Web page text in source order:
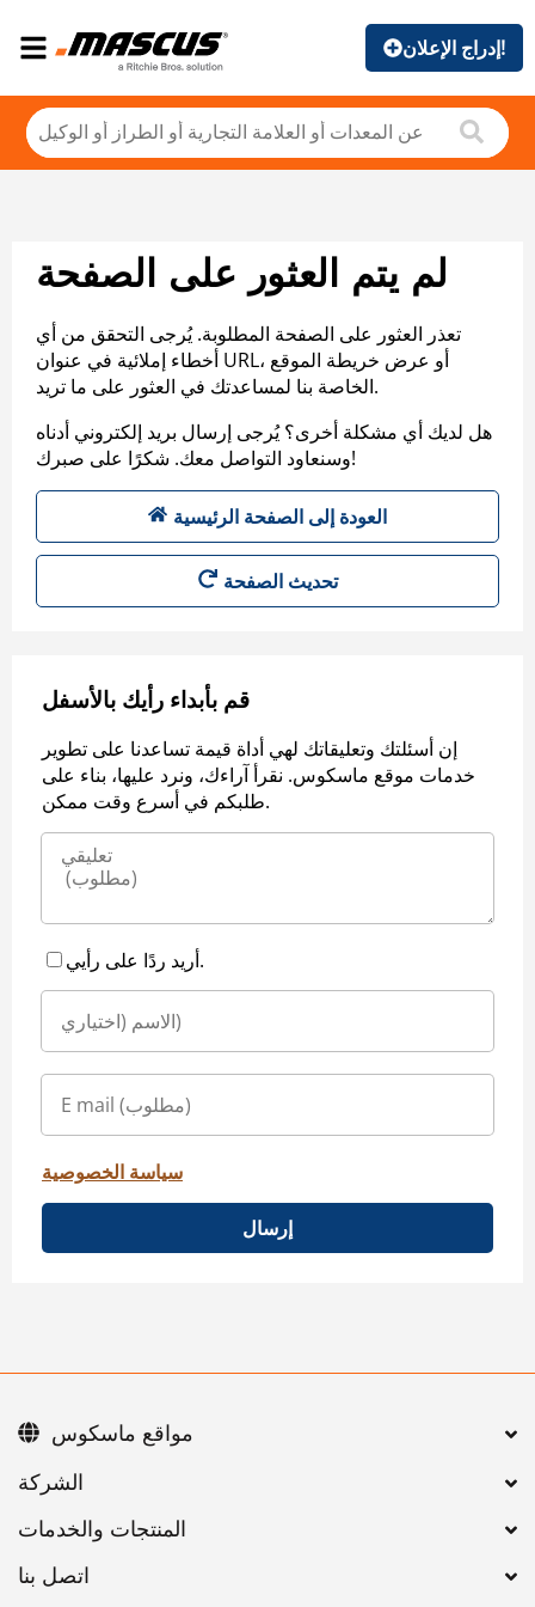
إدراج الإعلان!
لم يتم العثور على الصفحة
تعذر العثور على الصفحة المطلوبة. يُرجى التحقق من أي
أخطاء إملائية في عنوان URL، أو عرض خريطة الموقع
الخاصة بنا لمساعدتك في العثور على ما تريد.
هل لديك أي مشكلة أخرى؟ يُرجى إرسال بريد إلكتروني أدناه
وسنعاود التواصل معك. شكرًا على صبرك!
العودة إلى الصفحة الرئيسية
تحديث الصفحة
قم بأبداء رأيك بالأسفل
إن أسئلتك وتعليقاتك لهي أداة قيمة تساعدنا على تطوير
خدمات موقع ماسكوس. نقرأ آراءك، ونرد عليها، بناء على
طلبكم في أسرع وقت ممكن.
أريد ردًا على رأيي.
سياسة الخصوصية
إرسال
اتصل بنا
مواقع ماسكوس